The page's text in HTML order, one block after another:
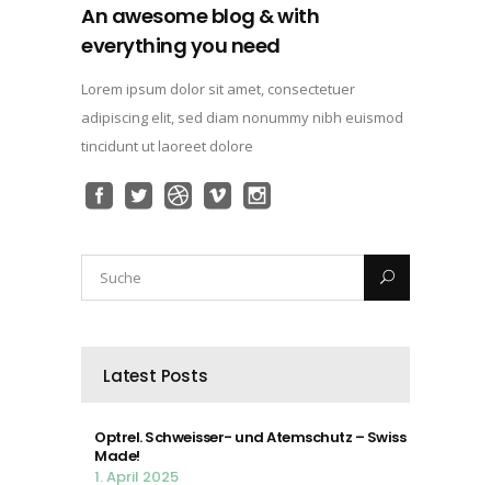
An awesome blog & with
everything you need
Lorem ipsum dolor sit amet, consectetuer
adipiscing elit, sed diam nonummy nibh euismod
tincidunt ut laoreet dolore
Latest Posts
Optrel. Schweisser- und Atemschutz – Swiss
Made!
1. April 2025